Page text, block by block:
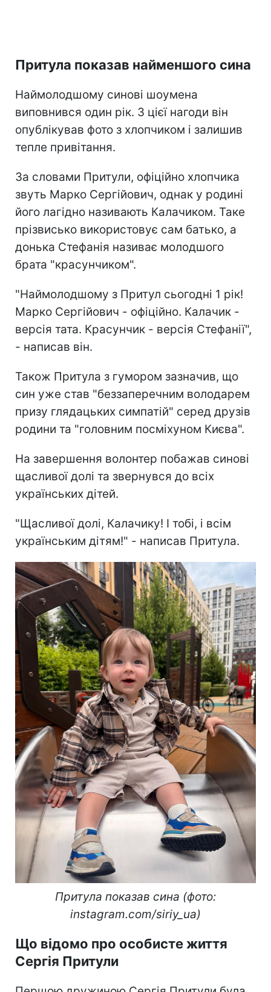
Притула показав найменшого сина
Наймолодшому синові шоумена
виповнився один рік. З цієї нагоди він
опублікував фото з хлопчиком і залишив
тепле привітання.
За словами Притули, офіційно хлопчика
звуть Марко Сергійович, однак у родині
його лагідно називають Калачиком. Таке
прізвисько використовує сам батько, а
донька Стефанія називає молодшого
брата "красунчиком".
"Наймолодшому з Притул сьогодні 1 рік!
Марко Сергійович - офіційно. Калачик -
версія тата. Красунчик - версія Стефанії",
- написав він.
Також Притула з гумором зазначив, що
син уже став "беззаперечним володарем
призу глядацьких симпатій" серед друзів
родини та "головним посміхуном Києва".
На завершення волонтер побажав синові
щасливої долі та звернувся до всіх
українських дітей.
"Щасливої долі, Калачику! І тобі, і всім
українським дітям!" - написав Притула.
Притула показав сина (фото:
instagram.com/siriy_ua)
Що відомо про особисте життя
Сергія Притули